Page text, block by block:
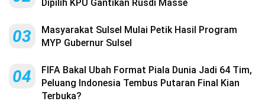
Dipilih KPU Gantikan Rusdi Masse
03
Masyarakat Sulsel Mulai Petik Hasil Program
MYP Gubernur Sulsel
04
FIFA Bakal Ubah Format Piala Dunia Jadi 64 Tim,
Peluang Indonesia Tembus Putaran Final Kian
Terbuka?